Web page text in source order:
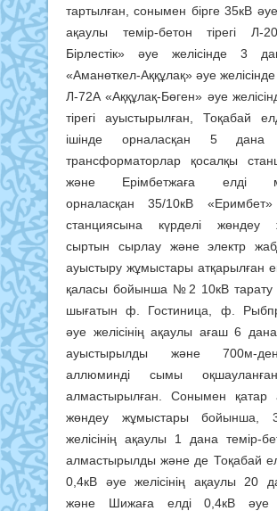
тартылған, сонымен бірге 35кВ әуе
ақаулы темір-бетон тірегі Л-
Бірлестік» әуе желісінде 3
«Аманөткел-Аққұлақ» әуе
Л-72А «Аққұлақ-Бөген» әуе
тірегі ауыстырылған, Тоқабай
ішінде орналасқан 5 дана
трансформаторлар қосалқы
және Ерімбетжаға елді
орналасқан 35/10кВ «Еримбет»
станциясына күрделі жөндеу
сыртын сырлау және электр
ауыстыру жұмыстары атқарылған
қаласы бойынша №2 10кВ тарату
шығатын ф. Гостиница, ф.
әуе желісінің ақаулы ағаш 6 дана
ауыстырылды және 700м-
аллюминді сымы
алмастырылған. Сонымен қатар
жөндеу жұмыстары бойынша,
желісінің ақаулы 1 дана темір-
алмастырылды және де Тоқабай
0,4кВ әуе желісінің ақаулы 20
және Шижаға елді 0,4кВ әуе